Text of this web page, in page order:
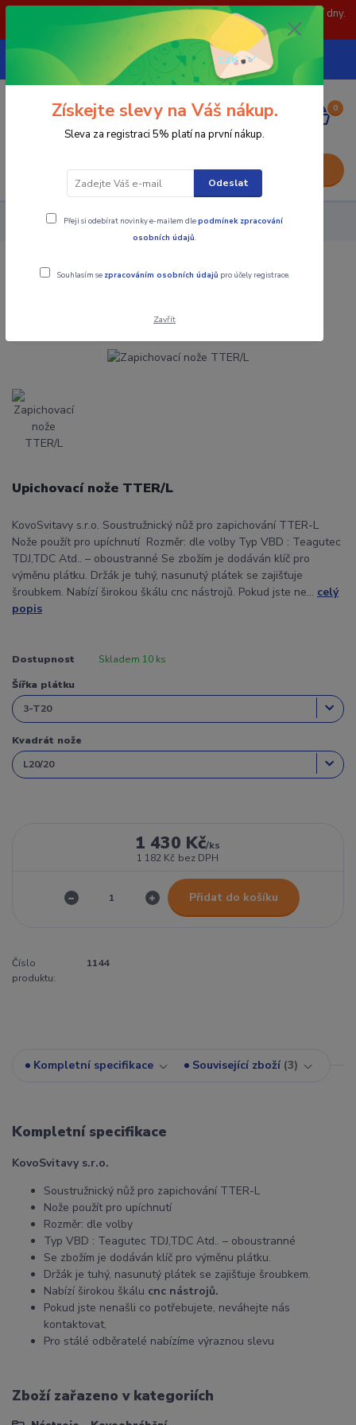
POZOR: 31.7 , 3.8 a 5.8- zavřeno. objednávky odešleme následující dny.
Děkujeme za pochopení.
CZK
739252246
(Po-Pá, 8-15 hod.)
0
0,00 Kč
Nástroje - Kovoobrábění Zapichovací nože TTER/L
Zapichovací nože TTER/L
Upichovací nože TTER/L
KovoSvitavy s.r.o. Soustružnický nůž pro zapichování TTER-L
Nože použít pro upíchnutí Rozměr: dle volby Typ VBD : Teagutec
TDJ,TDC Atd.. – oboustranné Se zbožím je dodáván klíč pro
výměnu plátku. Držák je tuhý, nasunutý plátek se zajišťuje
šroubkem. Nabízí širokou škálu cnc nástrojů. Pokud jste ne... celý
popis
Dostupnost Skladem 10 ks
Šířka plátku
Kvadrát nože
1 430 Kč/ks
1 182 Kč bez DPH
Přidat do košíku
Číslo
produktu:
1144
Kompletní specifikace Související zboží 3
Kompletní specifikace
KovoSvitavy s.r.o.
Soustružnický nůž pro zapichování TTER-L
Nože použít pro upíchnutí
Rozměr: dle volby
Typ VBD : Teagutec TDJ,TDC Atd.. – oboustranné
Se zbožím je dodáván klíč pro výměnu plátku.
Držák je tuhý, nasunutý plátek se zajišťuje šroubkem.
Nabízí širokou škálu cnc nástrojů.
Pokud jste nenašli co potřebujete, neváhejte nás
kontaktovat,
Pro stálé odběratelé nabízíme výraznou slevu
Zboží zařazeno v kategoriích
Získejte slevy na Váš nákup.
Sleva za registraci 5% platí na první nákup.
Odeslat
Přeji si odebírat novinky e-mailem dlepodmínek zpracování
osobních údajů.
Souhlasím se zpracováním osobních údajů pro účely registrace.
Zavřít